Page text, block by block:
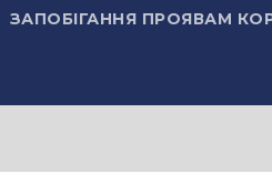
ЗАПОБІГАННЯ ПРОЯВАМ